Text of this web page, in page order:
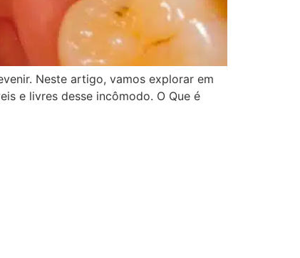
Neste artigo, vamos explorar em
e livres desse incômodo. O Que é